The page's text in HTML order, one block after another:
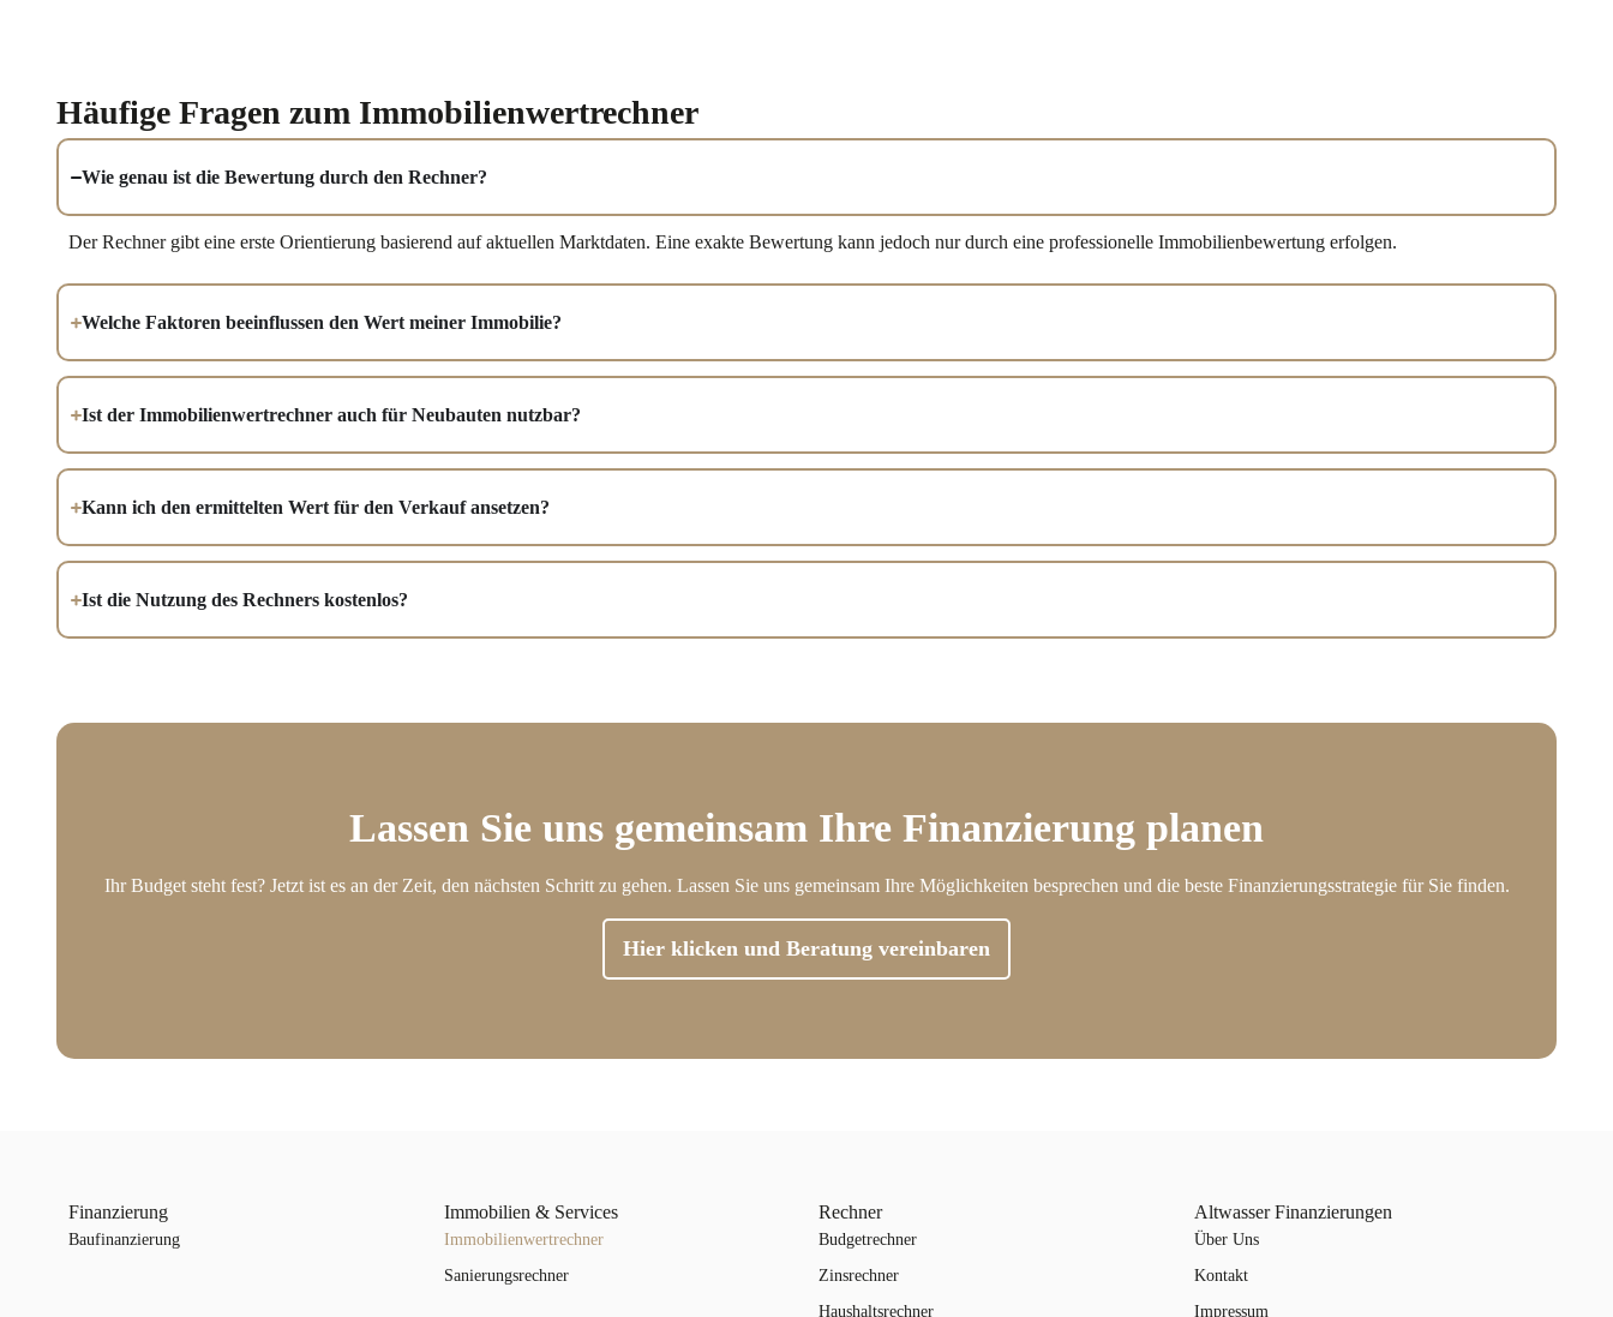
Häufige Fragen zum Immobilienwertrechner
Wie genau ist die Bewertung durch den Rechner?
Der Rechner gibt eine erste Orientierung basierend auf aktuellen Marktdaten. Eine exakte Bewertung kann jedoch nur durch eine professionelle Immobilienbewertung erfolgen.
Welche Faktoren beeinflussen den Wert meiner Immobilie?
Ist der Immobilienwertrechner auch für Neubauten nutzbar?
Kann ich den ermittelten Wert für den Verkauf ansetzen?
Ist die Nutzung des Rechners kostenlos?
Lassen Sie uns gemeinsam Ihre Finanzierung planen
Ihr Budget steht fest? Jetzt ist es an der Zeit, den nächsten Schritt zu gehen. Lassen Sie uns gemeinsam Ihre Möglichkeiten besprechen und die beste Finanzierungsstrategie für Sie finden.
Hier klicken und Beratung vereinbaren
Finanzierung
Baufinanzierung
Immobilien & Services
Immobilienwertrechner
Sanierungsrechner
Rechner
Budgetrechner
Zinsrechner
Haushaltsrechner
Altwasser Finanzierungen
Über Uns
Kontakt
Impressum